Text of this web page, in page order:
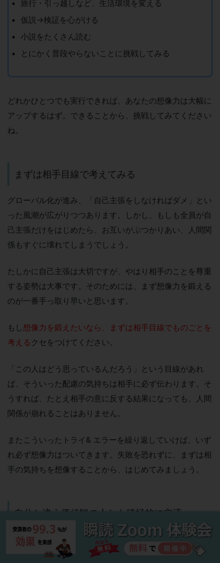
旅行・引っ越しなど、生活環境を変える
仮説→検証を心がける
小説をたくさん読む
とにかく普段やらないことに挑戦してみる
どれかひとつでも実行できれば、あなたの想像力は大幅に
アップするはず。できることから、挑戦してみてください
ね。
まずは相手目線で考えてみる
グローバル化が進み、「自己主張をしなければダメ」とい
った風潮が広がりつつあります。しかし、もしも全員が自
己主張だけをはじめたら、お互いがぶつかりあい、人間関
係もすぐに壊れてしまうでしょう。
たしかに自己主張は大切ですが、やはり相手のことを尊重
する姿勢は大事です。そのためには、まず想像力を鍛える
のが一番手っ取り早いと思います。
もし 想像力を鍛えたいなら、まずは相手目線でものごとを
考える クセをつけてください。
「この人はどう思っているんだろう」という目線があれ
ば、そういった配慮の気持ちは相手に必ず伝わります。そ
うすれば、たとえ相手の意に反する結果になっても、人間
関係が崩れることはありません。
またこういったトライ& エラーを繰り返していけば、いず
れ必ず想像力はついてきます。失敗を恐れずに、まずは相
手の気持ちを想像することから、はじめてみましょう。
自分と違う価値観の人とも積極的に交流
想像力を鍛えるには、自分と違う価値観の人とも積極的に
交流してみるのが効果的です。いつも同じ環境にばかり